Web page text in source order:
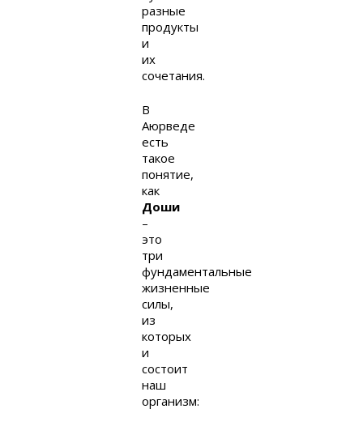
разные
продукты
и
их
сочетания.
В
Аюрведе
есть
такое
понятие,
как
Доши
–
это
три
фундаментальные
жизненные
силы,
из
которых
и
состоит
наш
организм: